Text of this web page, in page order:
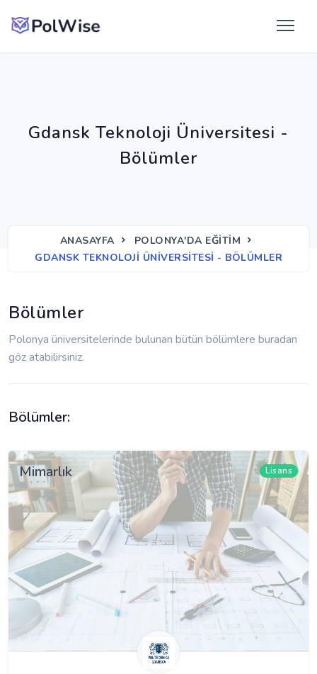
Gdansk Teknoloji Üniversitesi -
Bölümler
ANASAYFA
POLONYA'DA EĞITIM
GDANSK TEKNOLOJI ÜNIVERSITESI - BÖLÜMLER
Bölümler
Polonya üniversitelerinde bulunan bütün bölümlere buradan
göz atabilirsiniz.
Bölümler:
Mimarlık Lisans